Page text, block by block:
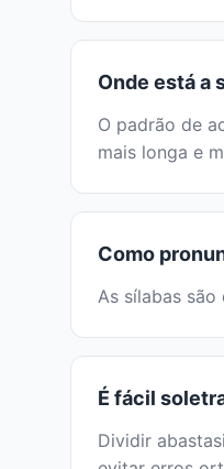
Onde está a
O padrão de
mais longa e
Como
As sílabas são
É fácil
Dividir